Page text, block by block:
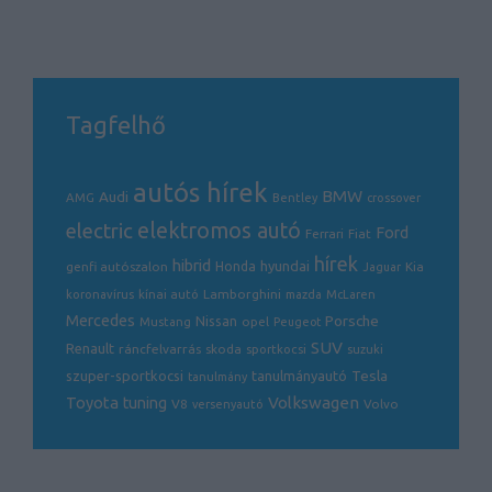
Tagfelhő
AMG Audi autós hírek Bentley BMW crossover
electric elektromos autó Ferrari Fiat Ford
genfi autószalon hibrid Honda hyundai hírek Jaguar Kia
koronavírus kínai autó Lamborghini mazda McLaren
Mercedes Mustang Nissan opel Peugeot Porsche
Renault ráncfelvarrás skoda sportkocsi SUV suzuki
szuper-sportkocsi tanulmány tanulmányautó Tesla
Toyota tuning V8 versenyautó Volkswagen Volvo